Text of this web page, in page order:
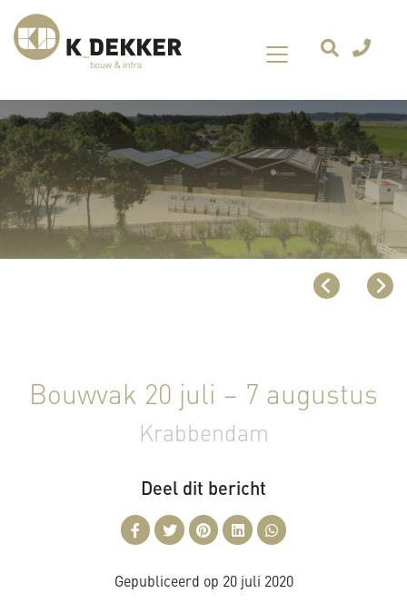
Bouwvak 20 juli – 7 augustus
Krabbendam
Deel dit bericht
Gepubliceerd op 20 juli 2020